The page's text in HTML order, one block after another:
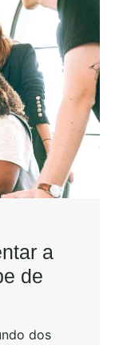
a
de
dos